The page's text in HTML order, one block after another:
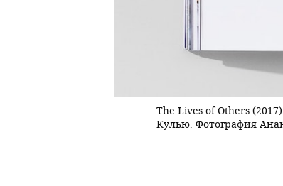
The Lives of Others
Кулью. Фотография